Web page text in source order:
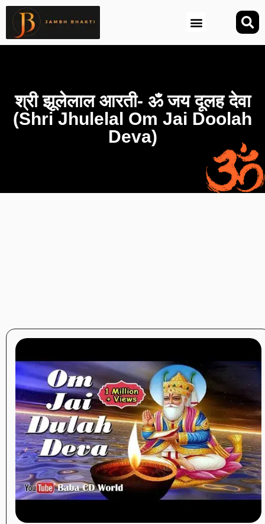
श्री झूलेलाल आरती- ॐ जय दूलह देवा
(Shri Jhulelal Om Jai Doolah
Deva)